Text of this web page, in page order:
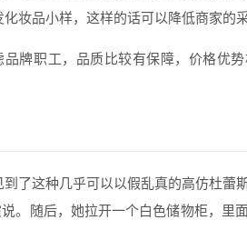
妆品小样，这样的话可以降低商家的
牌职工，品质比较有保障，价格优
了这种几乎可以以假乱真的高仿杜蕾
。随后，她拉开一个白色储物柜，里